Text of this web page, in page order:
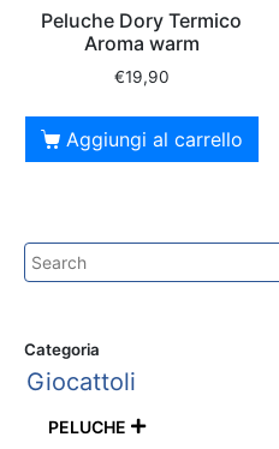
Peluche Dory Termico
Aroma warm
€19,90
Aggiungi al carrello
Categoria
Giocattoli
PELUCHE 